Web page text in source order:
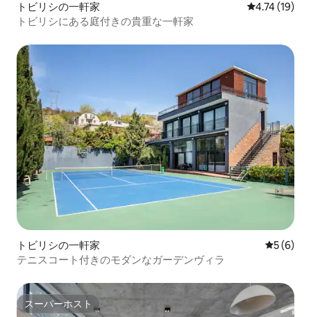
トビリシの一軒家 レビュー19
4.74 (19)
トビリシにある庭付きの貴重な一軒家
トビリシの一軒家 レビュー
5 (6)
テニスコート付きのモダンなガーデンヴィラ
スーパーホスト
スーパーホスト